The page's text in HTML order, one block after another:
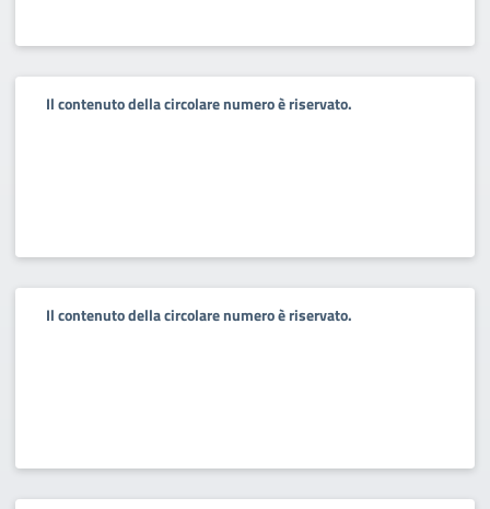
Il contenuto della circolare numero è riservato.
Il contenuto della circolare numero è riservato.